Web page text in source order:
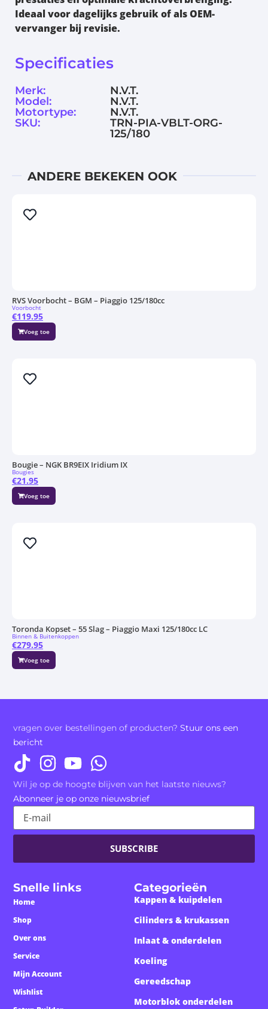
Ideaal voor dagelijks gebruik of als OEM-
vervanger bij revisie.
Specificaties
Merk:
N.V.T.
Model:
N.V.T.
Motortype:
N.V.T.
SKU:
TRN-PIA-VBLT-ORG-
125/180
ANDERE BEKEKEN OOK
RVS Voorbocht – BGM – Piaggio 125/180cc
Voorbocht
Voeg toe
€119.95
Bougie – NGK BR9EIX Iridium IX
Bougies
Voeg toe
€21.95
Toronda Kopset – 55 Slag – Piaggio Maxi 125/180cc LC
Binnen & Buitenkoppen
Voeg toe
€279.95
Snelle links
Home
Shop
Over ons
Service
Mijn Account
Wishlist
Categorieën
Kappen & kuipdelen
Cilinders & krukassen
Inlaat & onderdelen
Koeling
Gereedschap
Motorblok onderdelen
vragen over bestellingen of producten?Stuur ons een
bericht
Wil je op de hoogte blijven van het laatste nieuws?
Abonneer je op onze nieuwsbrief
SUBSCRIBE